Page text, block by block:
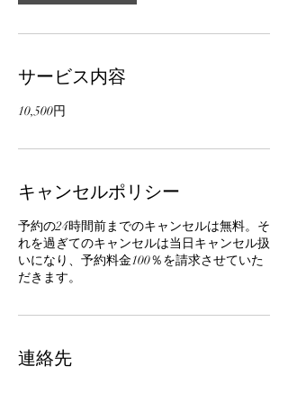
サービス内容
10,500円
キャンセルポリシー
予約の24時間前までのキャンセルは無料。そ
れを過ぎてのキャンセルは当日キャンセル扱
いになり、予約料金100％を請求させていた
だきます。
連絡先